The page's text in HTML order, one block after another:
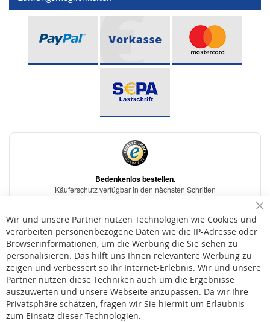
* Bei der Lieferung auf deutsche Inseln wird ein Inselzuschlag von 15,00 € auf die
Versandkosten erhoben.
AGB
Widerruf
Wir und unsere Partner nutzen Technologien wie Cookies und
verarbeiten personenbezogene Daten wie die IP-Adresse oder
Browserinformationen, um die Werbung die Sie sehen zu
personalisieren. Das hilft uns Ihnen relevantere Werbung zu
zeigen und verbessert so Ihr Internet-Erlebnis. Wir und unsere
Partner nutzen diese Techniken auch um die Ergebnisse
auszuwerten und unsere Webseite anzupassen. Da wir Ihre
Privatsphäre schätzen, fragen wir Sie hiermit um Erlaubnis
zum Einsatz dieser Technologien.